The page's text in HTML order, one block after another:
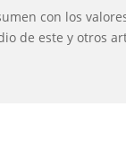
con los
de este y otros